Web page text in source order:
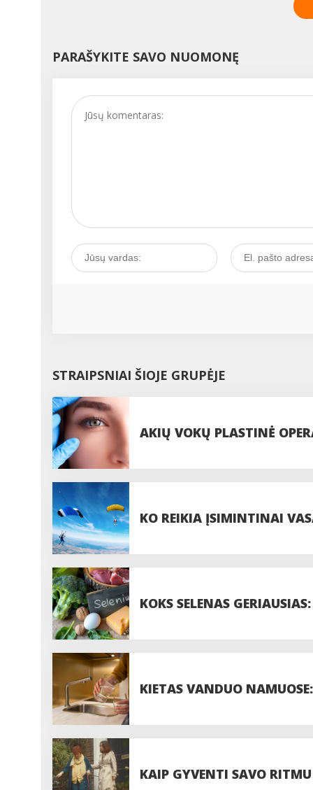
Kiekviena moteris bent
didelio pavojaus, tačiau
signalas. Kaip išgirsti
PARAŠYKITE SAVO NUOMONĘ
STRAIPSNIAI ŠIOJE GRUPĖJE
AKIŲ VOKŲ PLASTINĖ
KO REIKIA ĮSIMINTINAI
KOKS SELENAS
KIETAS VANDUO
KAIP GYVENTI SAVO